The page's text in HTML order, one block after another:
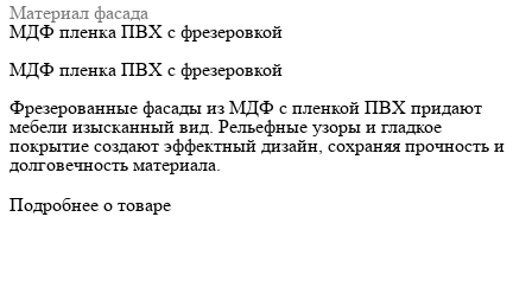
Материал фасада
МДФ пленка ПВХ с фрезеровкой
МДФ пленка ПВХ с фрезеровкой
Фрезерованные фасады из МДФ с пленкой ПВХ придают
мебели изысканный вид. Рельефные узоры и гладкое
покрытие создают эффектный дизайн, сохраняя прочность и
долговечность материала.
Подробнее о товаре